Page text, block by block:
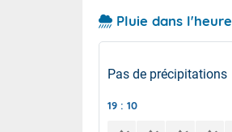
Pluie dans l'heure
Pas de précipitations
19 : 10